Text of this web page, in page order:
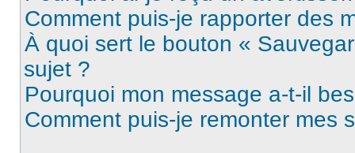
Comment puis-je rapporter des
À quoi sert le bouton «
sujet ?
Pourquoi mon message a-t-il
Comment puis-je remonter mes